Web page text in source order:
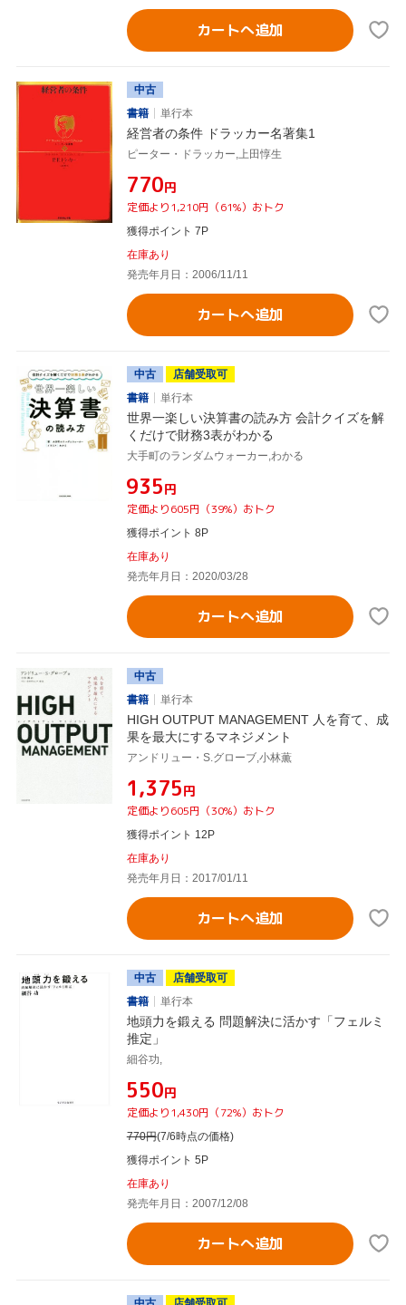
カートへ追加
中古
書籍
単行本
経営者の条件 ドラッカー名著集1
ピーター・ドラッカー,上田惇生
¥770円
定価より1,210円（61%）おトク
獲得ポイント 7P
在庫あり
発売年月日：2006/11/11
カートへ追加
中古
店舗受取可
書籍
単行本
世界一楽しい決算書の読み方 会計クイズを解
くだけで財務3表がわかる
大手町のランダムウォーカー,わかる
¥935円
定価より605円（39%）おトク
獲得ポイント 8P
在庫あり
発売年月日：2020/03/28
カートへ追加
中古
書籍
単行本
HIGH OUTPUT MANAGEMENT 人を育て、成
果を最大にするマネジメント
アンドリュー・S.グローブ,小林薫
¥1,375円
定価より605円（30%）おトク
獲得ポイント 12P
在庫あり
発売年月日：2017/01/11
カートへ追加
中古
店舗受取可
書籍
単行本
地頭力を鍛える 問題解決に活かす「フェルミ
推定」
細谷功,
¥550円
定価より1,430円（72%）おトク
770円(7/6時点の価格)
獲得ポイント 5P
在庫あり
発売年月日：2007/12/08
カートへ追加